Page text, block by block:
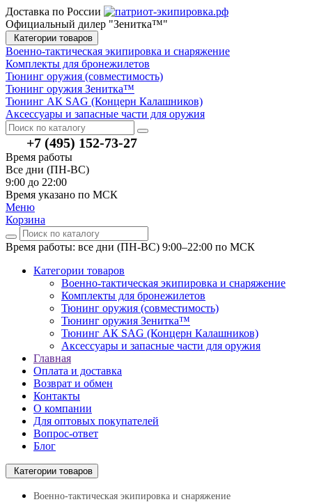
Доставка по России
Официальный дилер "Зенитка™"
Категории товаров
Военно-тактическая экипировка и снаряжение
Комплекты для бронежилетов
Тюнинг оружия (совместимость)
Тюнинг оружия Зенитка™
Тюнинг АК SAG (Концерн Калашников)
Аксессуары и запасные части для оружия
+7 (495) 152-73-27
Время работы
Все дни (ПН-ВС)
9:00 до 22:00
Время указано по МСК
Меню
Корзина
Время работы: все дни (ПН-ВС) 9:00–22:00 по МСК
Категории товаров
Военно-тактическая экипировка и снаряжение
Комплекты для бронежилетов
Тюнинг оружия (совместимость)
Тюнинг оружия Зенитка™
Тюнинг АК SAG (Концерн Калашников)
Аксессуары и запасные части для оружия
Главная
Оплата и доставка
Возврат и обмен
Контакты
О компании
Для оптовых покупателей
Вопрос-ответ
Блог
Категории товаров
Военно-тактическая экипировка и снаряжение